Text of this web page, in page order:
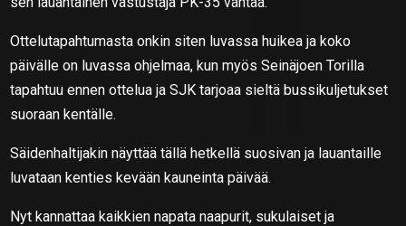
Ottelutapahtumasta onkin siten luvassa huikea ja koko
päivälle on luvassa ohjelmaa, kun myös Seinäjoen Torilla
tapahtuu ennen ottelua ja SJK tarjoaa sieltä bussikuljetukset
suoraan kentälle.
Säidenhaltijakin näyttää tällä hetkellä suosivan ja lauantaille
luvataan kenties kevään kauneinta päivää.
Nyt kannattaa kaikkien napata naapurit, sukulaiset ja